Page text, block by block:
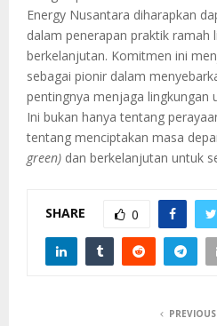
Energy Nusantara diharapkan
dalam penerapan praktik ramah
berkelanjutan. Komitmen ini
sebagai pionir dalam
pentingnya menjaga lingkungan
Ini bukan hanya tentang
tentang menciptakan masa
green) dan berkelanjutan untuk
SHARE 0